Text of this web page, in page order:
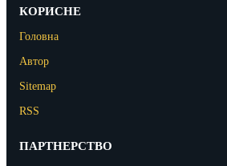
КОРИСНЕ
Головна
Автор
Sitemap
RSS
ПАРТНЕРСТВО